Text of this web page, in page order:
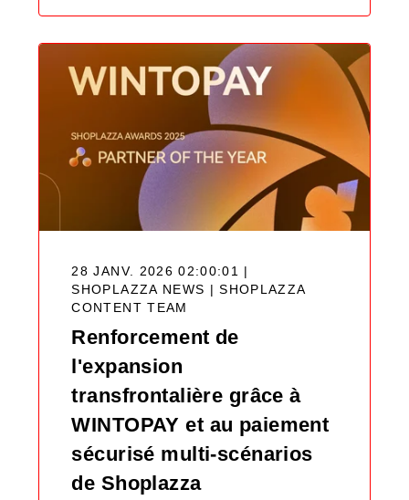
28 JANV. 2026 02:00:01 |
SHOPLAZZA NEWS |SHOPLAZZA
CONTENT TEAM
Renforcement de
l'expansion
transfrontalière grâce à
WINTOPAY et au paiement
sécurisé multi-scénarios
de Shoplazza